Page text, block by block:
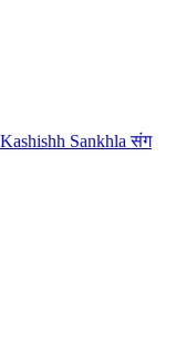
Sankhla संग